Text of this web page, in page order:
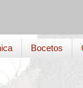
Bocetos